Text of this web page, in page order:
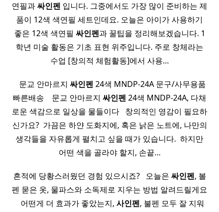
연필과싸인펜 입니다. 그중에서도 가장 많이 준비하는 제
품이 12색 색연필 세트인데요. 오늘은 아이가 사용하기
좋은 12색 색연필 싸인펜과 꿀팁을 정리해보겠습니다. 1
학년 미술 활동은 기초 표현 위주입니다. 주로 창체라는
수업 [창의적 체험활동]에서 사용…
​ ​ ​ 문교 안마르지 싸인펜 24색 MNDP-24A 문구/사무용품
빠른배송 ​ ​ ​ 문교 안마르지 싸인펜 24색 MNDP-24A, 다채
로운 색감으로 일상을 물들이다 ​ ​ 창의적인 영감이 필요하
신가요? ​ 가끔은 하얀 도화지에, 혹은 낡은 노트에, 나만의
생각들을 자유롭게 펼치고 싶을 때가 있습니다. ​ 하지만
어떤 색을 골라야 할지, 손끝…
흔적에 당황스러웠던 경험 있으시죠? ​ ​ 오늘은 싸인펜, 볼
펜 묻은 옷, 물파스와 소독제로 지우는 방법 알려드릴게요
​ ​ ​ 어떤게 더 효과가 좋았는지, 사인펜, 불펜 모두 잘 지워